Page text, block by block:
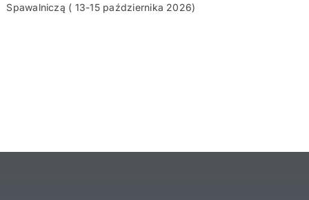
Spawalniczą ( 13-15 października 2026)